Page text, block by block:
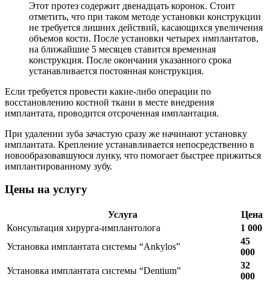
Этот протез содержит двенадцать коронок. Стоит
отметить, что при таком методе установки конструкции
не требуется лишних действий, касающихся увеличения
объемов кости. После установки четырех имплантатов,
на ближайшие 5 месяцев ставится временная
конструкция. После окончания указанного срока
устанавливается постоянная конструкция.
Если требуется провести какие-либо операции по
восстановлению костной ткани в месте внедрения
имплантата, проводится отсроченная имплантация.
При удалении зуба зачастую сразу же начинают установку
имплантата. Крепление устанавливается непосредственно в
новообразовавшуюся лунку, что помогает быстрее прижиться
имплантированному зубу.
Цены на услугу
Услуга
Цена
Консультация хирурга-имплантолога
1 000
Установка имплантата системы “Ankylos”
45
000
Установка имплантата системы “Dentium”
32
000